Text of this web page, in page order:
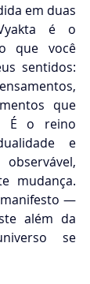
em duas
é o
que você
sentidos:
que
É o reino
e
mudança.
—
além da
se